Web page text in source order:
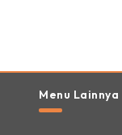
Menu Lainnya